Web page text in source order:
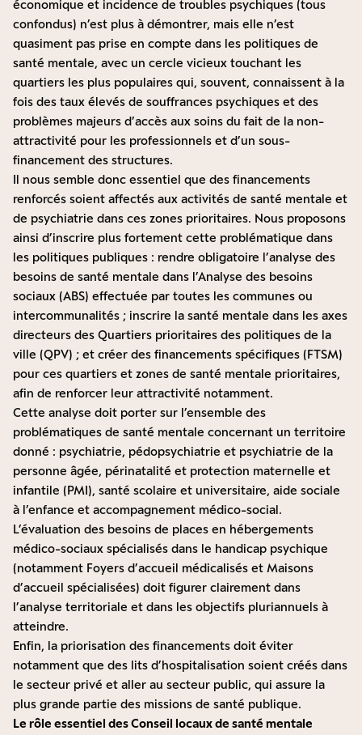
économique et incidence de troubles psychiques (tous
confondus) n’est plus à démontrer, mais elle n’est
quasiment pas prise en compte dans les politiques de
santé mentale, avec un cercle vicieux touchant les
quartiers les plus populaires qui, souvent, connaissent à la
fois des taux élevés de souffrances psychiques et des
problèmes majeurs d’accès aux soins du fait de la non-
attractivité pour les professionnels et d’un sous-
financement des structures.
Il nous semble donc essentiel que des financements
renforcés soient affectés aux activités de santé mentale et
de psychiatrie dans ces zones prioritaires. Nous proposons
ainsi d’inscrire plus fortement cette problématique dans
les politiques publiques : rendre obligatoire l’analyse des
besoins de santé mentale dans l’Analyse des besoins
sociaux (ABS) effectuée par toutes les communes ou
intercommunalités ; inscrire la santé mentale dans les axes
directeurs des Quartiers prioritaires des politiques de la
ville (QPV) ; et créer des financements spécifiques (FTSM)
pour ces quartiers et zones de santé mentale prioritaires,
afin de renforcer leur attractivité notamment.
Cette analyse doit porter sur l’ensemble des
problématiques de santé mentale concernant un territoire
donné : psychiatrie, pédopsychiatrie et psychiatrie de la
personne âgée, périnatalité et protection maternelle et
infantile (PMI), santé scolaire et universitaire, aide sociale
à l’enfance et accompagnement médico-social.
L’évaluation des besoins de places en hébergements
médico-sociaux spécialisés dans le handicap psychique
(notamment Foyers d’accueil médicalisés et Maisons
d’accueil spécialisées) doit figurer clairement dans
l’analyse territoriale et dans les objectifs pluriannuels à
atteindre.
Enfin, la priorisation des financements doit éviter
notamment que des lits d’hospitalisation soient créés dans
le secteur privé et aller au secteur public, qui assure la
plus grande partie des missions de santé publique.
Le rôle essentiel des Conseil locaux de santé mentale